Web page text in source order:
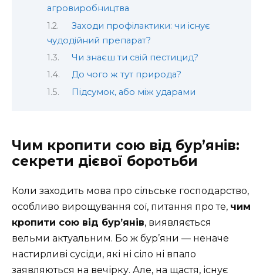
агровиробництва
Заходи профілактики: чи існує
чудодійний препарат?
Чи знаєш ти свій пестицид?
До чого ж тут природа?
Підсумок, або між ударами
Чим кропити сою від бур’янів:
секрети дієвої боротьби
Коли заходить мова про сільське господарство,
особливо вирощування сої, питання про те, чим
кропити сою від бур’янів, виявляється
вельми актуальним. Бо ж бур’яни — неначе
настирливі сусіди, які ні сіло ні впало
заявляються на вечірку. Але, на щастя, існує